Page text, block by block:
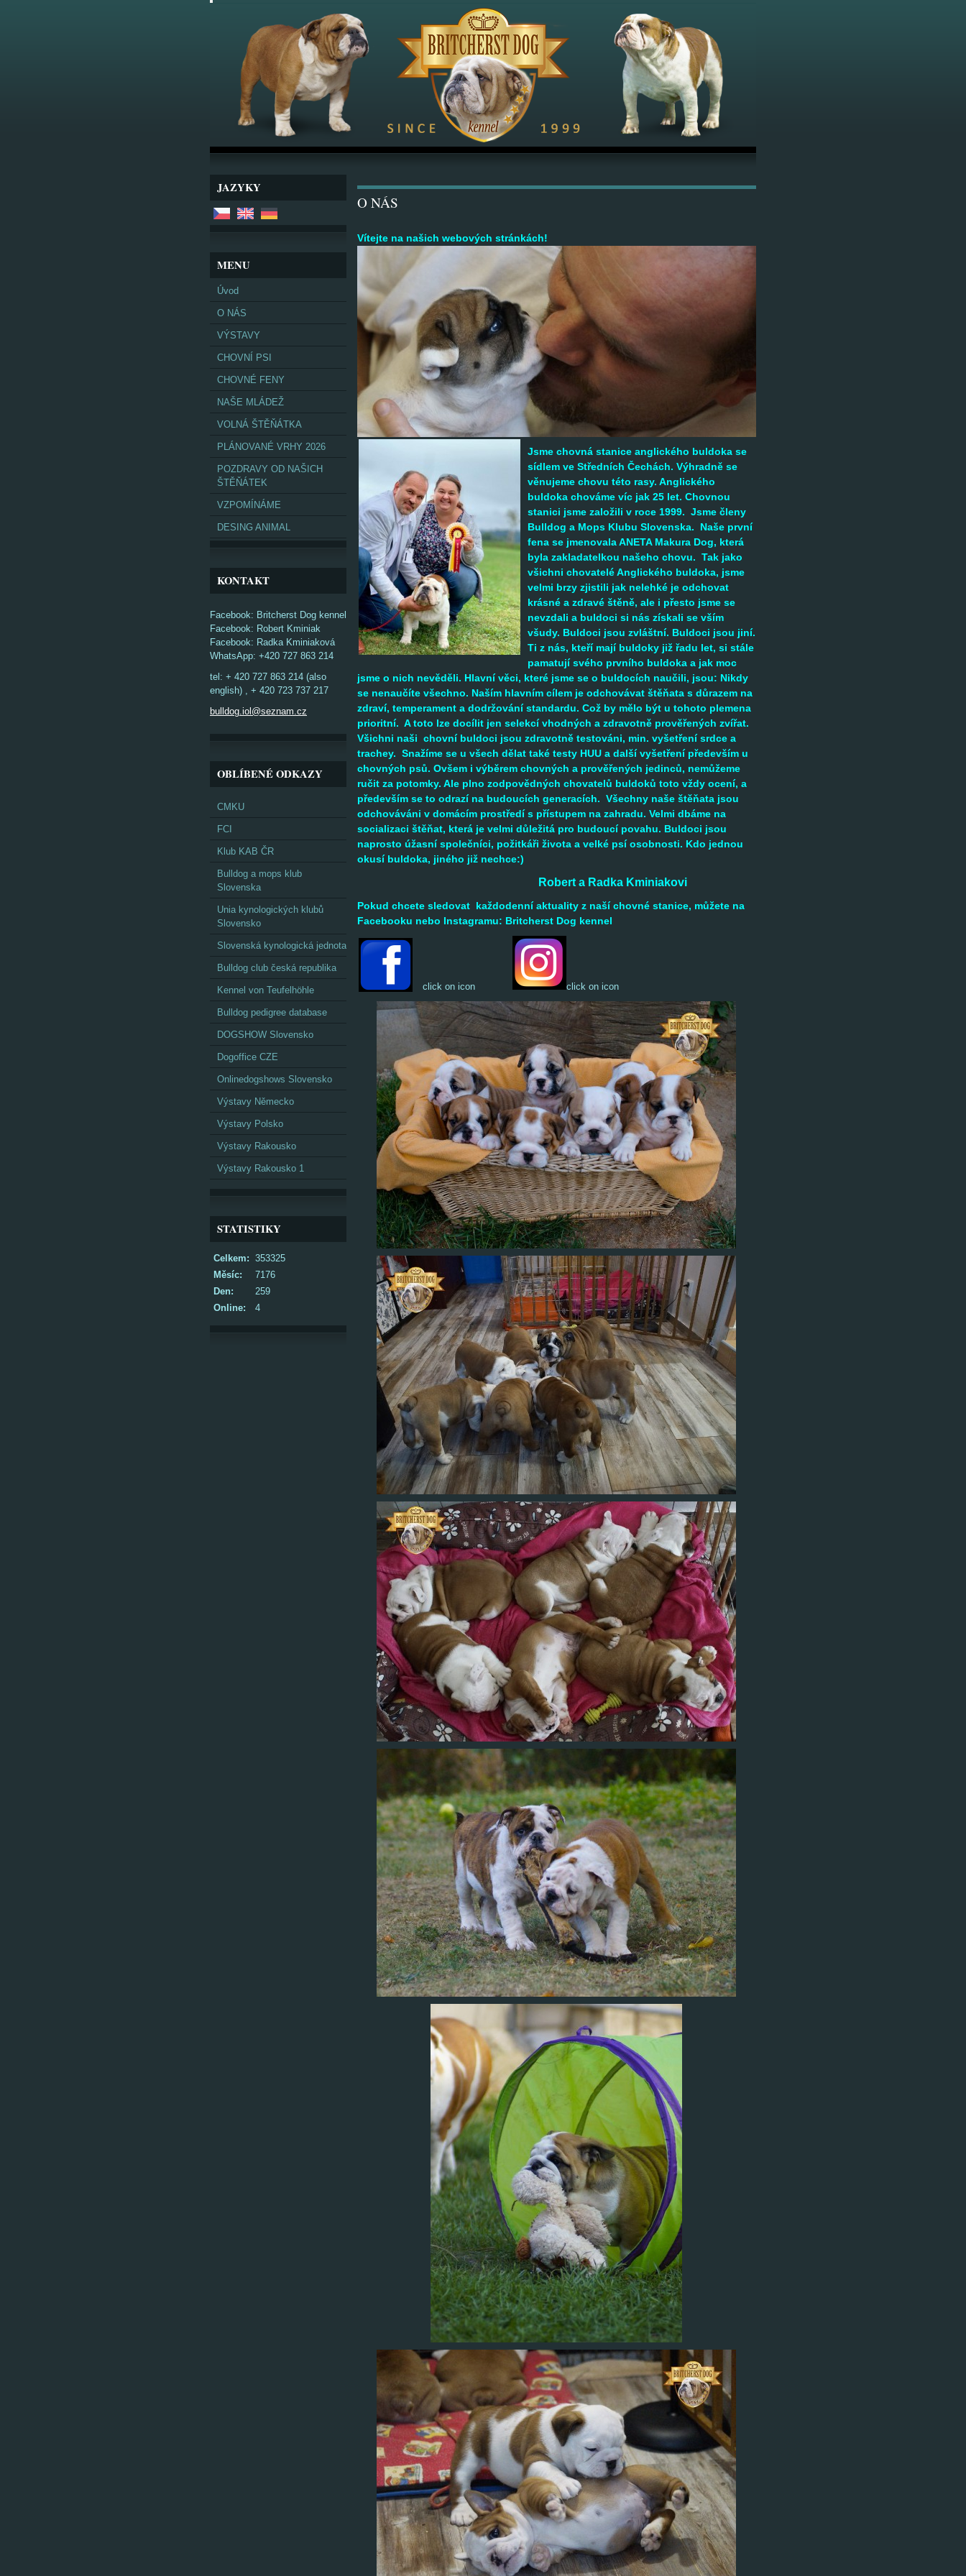
O NÁS
Vítejte na našich webových stránkách!
Jsme chovná stanice anglického buldoka se
sídlem ve Středních Čechách. Výhradně se
věnujeme chovu této rasy. Anglického
buldoka chováme víc jak 25 let. Chovnou
stanici jsme založili v roce 1999. Jsme členy
Bulldog a Mops Klubu Slovenska. Naše první
fena se jmenovala ANETA Makura Dog, která
byla zakladatelkou našeho chovu. Tak jako
všichni chovatelé Anglického buldoka, jsme
velmi brzy zjistili jak nelehké je odchovat
krásné a zdravé štěně, ale i přesto jsme se
nevzdali a buldoci si nás získali se vším
všudy. Buldoci jsou zvláštní. Buldoci jsou jiní.
Ti z nás, kteří mají buldoky již řadu let, si stále
pamatují svého prvního buldoka a jak moc
jsme o nich nevěděli. Hlavní věci, které jsme se o buldocích naučili, jsou: Nikdy
se nenaučíte všechno. Naším hlavním cílem je odchovávat štěňata s důrazem na
zdraví, temperament a dodržování standardu. Což by mělo být u tohoto plemena
prioritní. A toto lze docílit jen selekcí vhodných a zdravotně prověřených zvířat.
Všichni naši chovní buldoci jsou zdravotně testováni, min. vyšetření srdce a
trachey. Snažíme se u všech dělat také testy HUU a další vyšetření především u
chovných psů. Ovšem i výběrem chovných a prověřených jedinců, nemůžeme
ručit za potomky. Ale plno zodpovědných chovatelů buldoků toto vždy ocení, a
především se to odrazí na budoucích generacích. Všechny naše štěňata jsou
odchováváni v domácím prostředí s přístupem na zahradu. Velmi dbáme na
socializaci štěňat, která je velmi důležitá pro budoucí povahu. Buldoci jsou
naprosto úžasní společníci, požitkáři života a velké psí osobnosti. Kdo jednou
okusí buldoka, jiného již nechce:)
Robert a Radka Kminiakovi
Pokud chcete sledovat každodenní aktuality z naší chovné stanice, můžete na
Facebooku nebo Instagramu: Britcherst Dog kennel
click on icon click on icon
JAZYKY
MENU
Úvod
O NÁS
VÝSTAVY
CHOVNÍ PSI
CHOVNÉ FENY
NAŠE MLÁDEŽ
VOLNÁ ŠTĚŇÁTKA
PLÁNOVANÉ VRHY 2026
POZDRAVY OD NAŠICH
ŠTĚŇÁTEK
VZPOMÍNÁME
DESING ANIMAL
KONTAKT
Facebook: Britcherst Dog kennel
Facebook: Robert Kminiak
Facebook: Radka Kminiaková
WhatsApp: +420 727 863 214
tel: + 420 727 863 214 (also
english) , + 420 723 737 217
bulldog.iol@seznam.cz
OBLÍBENÉ ODKAZY
CMKU
FCI
Klub KAB ČR
Bulldog a mops klub
Slovenska
Unia kynologických klubů
Slovensko
Slovenská kynologická jednota
Bulldog club česká republika
Kennel von Teufelhöhle
Bulldog pedigree database
DOGSHOW Slovensko
Dogoffice CZE
Onlinedogshows Slovensko
Výstavy Německo
Výstavy Polsko
Výstavy Rakousko
Výstavy Rakousko 1
STATISTIKY
Online: 4
Celkem: 353325
Měsíc:
7176
Den:
259